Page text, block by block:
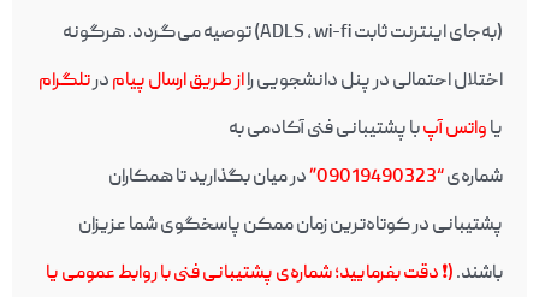
(به‌جای اینترنت ثابت ADLS , wi-fi) توصیه می‌گردد. هرگونه
اختلال احتمالی در پنل دانشجویی رااز طریق ارسال پیامدرتلگرام
یاواتس آپبا پشتیبانی فنی آکادمی به
شماره‌ی“09019490323”
در میان بگذارید تا همکاران
پشتیبانی در کوتاه‌ترین زمان ممکن پاسخگوی شما عزیزان
باشند.(❗️ دقت بفرمایید؛ شماره‌ی پشتیبانی فنی با روابط عمومی یا